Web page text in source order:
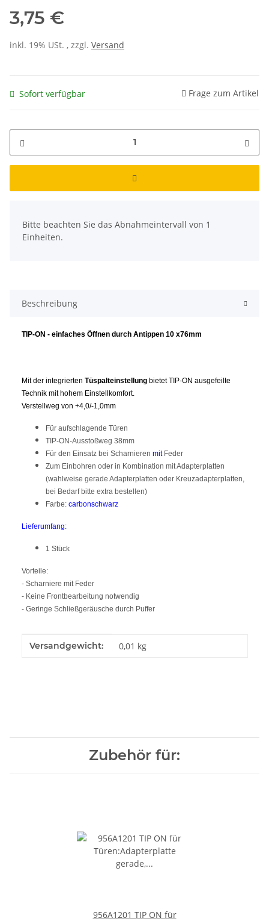
3,75 €
inkl. 19% USt. , zzgl. Versand
Sofort verfügbar Frage zum Artikel
Bitte beachten Sie das Abnahmeintervall von 1
Einheiten.
Beschreibung
TIP-ON - einfaches Öffnen durch Antippen 10 x76mm
Mit der integrierten Tüspalteinstellung bietet TIP-ON ausgefeilte
Technik mit hohem Einstellkomfort.
Verstellweg von +4,0/-1,0mm
Für aufschlagende Türen
TIP-ON-Ausstoßweg 38mm
Für den Einsatz bei Scharnieren mitFeder
Zum Einbohren oder in Kombination mit Adapterplatten
(wahlweise gerade Adapterplatten oder Kreuzadapterplatten,
bei Bedarf bitte extra bestellen)
Farbe: carbonschwarz
Lieferumfang:
1 Stück
Vorteile:
- Scharniere mit Feder
- Keine Frontbearbeitung notwendig
- Geringe Schließgeräusche durch Puffer
Produkteigenschaft
Wert
Versandgewicht: 0,01 kg
Zubehör für:
956A1201 TIP ON für